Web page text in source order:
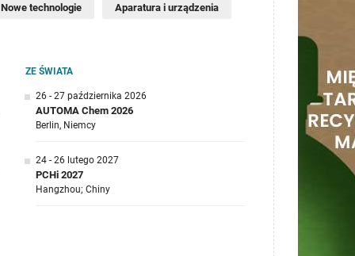
Nowe technologie
Aparatura i urządzenia
ZE ŚWIATA
26 - 27 października 2026
AUTOMA Chem 2026
Berlin, Niemcy
24 - 26 lutego 2027
PCHi 2027
Hangzhou; Chiny